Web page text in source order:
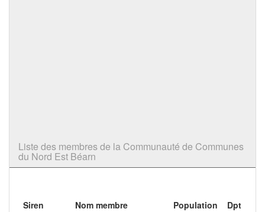
Liste des membres de la Communauté de Communes
du Nord Est Béarn
Siren Nom membre Population
Dpt